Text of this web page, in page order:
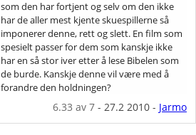
som den har fortjent og selv om den ikke
har de aller mest kjente skuespillerne så
imponerer denne, rett og slett. En film som
spesielt passer for dem som kanskje ikke
har en så stor iver etter å lese Bibelen som
de burde. Kanskje denne vil være med å
forandre den holdningen?
6.33 av 7- 27.2 2010- Jarmo